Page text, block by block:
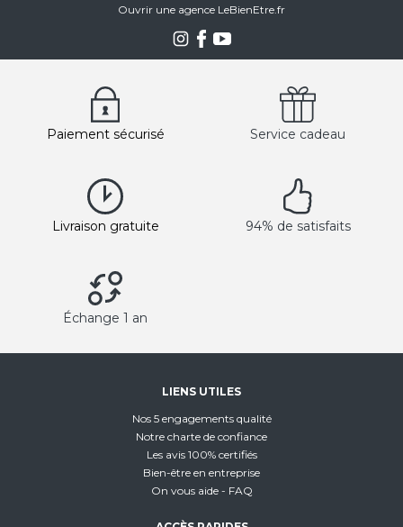
Ouvrir une agence LeBienEtre.fr
Paiement sécurisé Service cadeau
Livraison gratuite 94% de satisfaits
Échange 1 an
LIENS UTILES
Nos 5 engagements qualité
Notre charte de confiance
Les avis 100% certifiés
Bien-être en entreprise
On vous aide - FAQ